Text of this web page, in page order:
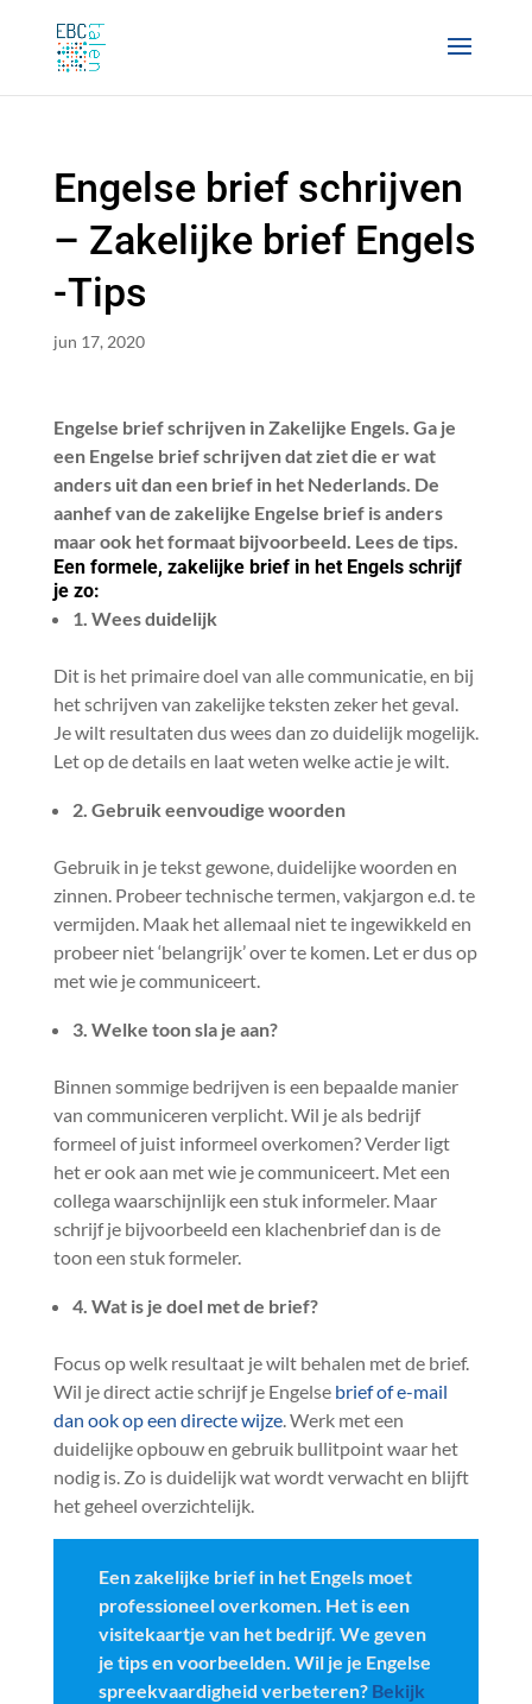
Engelse brief schrijven
– Zakelijke brief Engels
-Tips
jun 17, 2020
Engelse brief schrijven in Zakelijke Engels. Ga je
een Engelse brief schrijven dat ziet die er wat
anders uit dan een brief in het Nederlands. De
aanhef van de zakelijke Engelse brief is anders
maar ook het formaat bijvoorbeeld. Lees de tips.
Een formele, zakelijke brief in het Engels schrijf
je zo:
1. Wees duidelijk
Dit is het primaire doel van alle communicatie, en bij
het schrijven van zakelijke teksten zeker het geval.
Je wilt resultaten dus wees dan zo duidelijk mogelijk.
Let op de details en laat weten welke actie je wilt.
2. Gebruik eenvoudige woorden
Gebruik in je tekst gewone, duidelijke woorden en
zinnen. Probeer technische termen, vakjargon e.d. te
vermijden. Maak het allemaal niet te ingewikkeld en
probeer niet ‘belangrijk’ over te komen. Let er dus op
met wie je communiceert.
3. Welke toon sla je aan?
Binnen sommige bedrijven is een bepaalde manier
van communiceren verplicht. Wil je als bedrijf
formeel of juist informeel overkomen? Verder ligt
het er ook aan met wie je communiceert. Met een
collega waarschijnlijk een stuk informeler. Maar
schrijf je bijvoorbeeld een klachenbrief dan is de
toon een stuk formeler.
4. Wat is je doel met de brief?
Focus op welk resultaat je wilt behalen met de brief.
Wil je direct actie schrijf je Engelse brief of e-mail
dan ook op een directe wijze. Werk met een
duidelijke opbouw en gebruik bullitpoint waar het
nodig is. Zo is duidelijk wat wordt verwacht en blijft
het geheel overzichtelijk.
Een zakelijke brief in het Engels moet
professioneel overkomen. Het is een
visitekaartje van het bedrijf. We geven
je tips en voorbeelden. Wil je je Engelse
spreekvaardigheid verbeteren? Bekijk